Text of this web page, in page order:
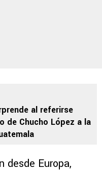
al referirse
de Chucho López a la
desde Europa,